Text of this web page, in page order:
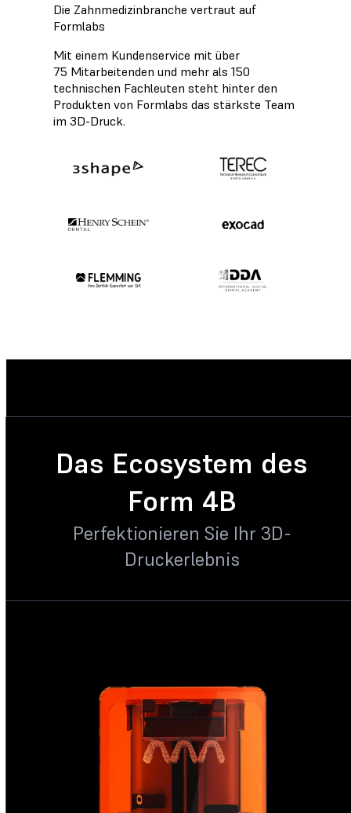
Die Zahnmedizinbranche vertraut auf
Formlabs
Mit einem Kundenservice mit über
75 Mitarbeitenden und mehr als 150
technischen Fachleuten steht hinter den
Produkten von Formlabs das stärkste Team
im 3D-Druck.
Das Ecosystem des
Form 4B
Perfektionieren Sie Ihr 3D-
Druckerlebnis